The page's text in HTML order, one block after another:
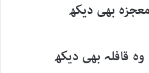
معجزہ بھی دیکھ
قافلہ بھی دیکھ